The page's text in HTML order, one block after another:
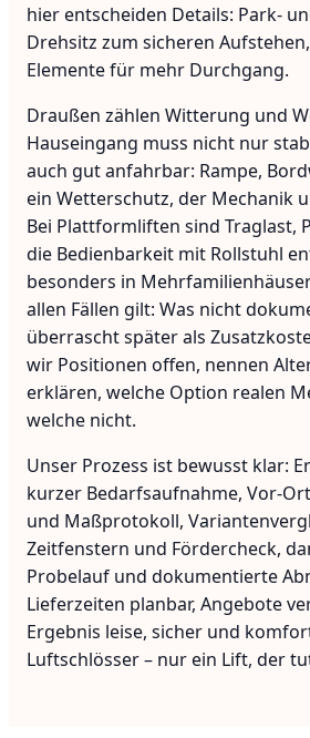
hier entscheiden Details: Park-
Drehsitz zum sicheren
Elemente für mehr Durchgang.
Draußen zählen Witterung und
Hauseingang muss nicht nur
auch gut anfahrbar: Rampe,
ein Wetterschutz, der Mechanik
Bei Plattformliften sind Traglast,
die Bedienbarkeit mit Rollstuhl
besonders in
allen Fällen gilt: Was nicht
überrascht später als
wir Positionen offen, nennen
erklären, welche Option realen
welche nicht.
Unser Prozess ist bewusst klar:
kurzer Bedarfsaufnahme, Vor-
und Maßprotokoll,
Zeitfenstern und Fördercheck,
Probelauf und dokumentierte
Lieferzeiten planbar, Angebote
Ergebnis leise, sicher und
Luftschlösser – nur ein Lift, der